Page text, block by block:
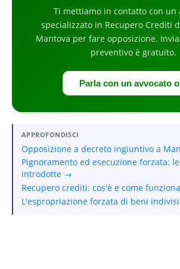
Ti mettiamo in contatto con un
specializzato in Recupero Crediti
Mantova per fare opposizione.
preventivo è gratuito.
Parla con un avvocato
APPROFONDISCI
Opposizione a decreto ingiuntivo a
Pignoramento ed esecuzione forzata:
introdotte →
Recupero crediti: cos'è e come
L'espropriazione forzata di beni